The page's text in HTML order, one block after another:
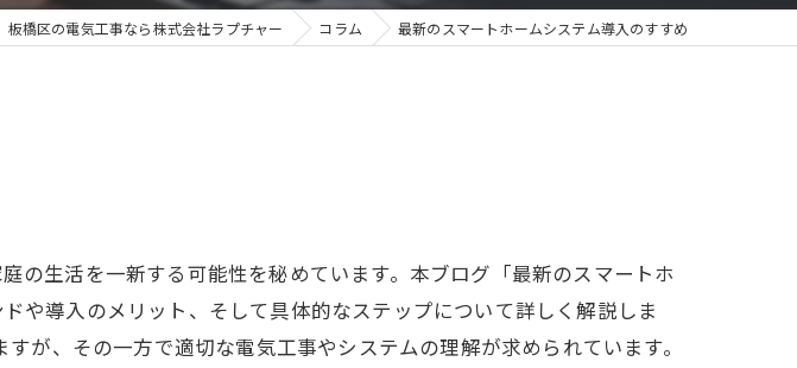
板橋区の電気工事なら株式会社ラプチャー コラム 最新のスマートホームシステム導入のすすめ
の生活を一新する可能性を秘めています。本ブログ「最新のスマートホ
や導入のメリット、そして具体的なステップについて詳しく解説しま
が、その一方で適切な電気工事やシステムの理解が求められています。